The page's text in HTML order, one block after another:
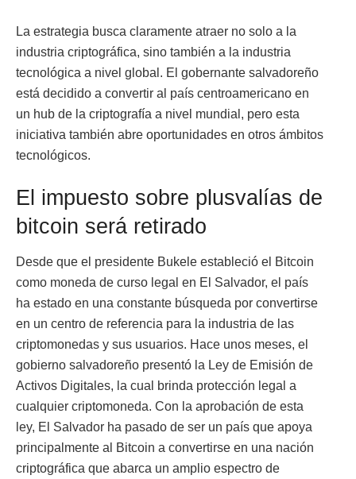
La estrategia busca claramente atraer no solo a la
industria criptográfica, sino también a la industria
tecnológica a nivel global. El gobernante salvadoreño
está decidido a convertir al país centroamericano en
un hub de la criptografía a nivel mundial, pero esta
iniciativa también abre oportunidades en otros ámbitos
tecnológicos.
El impuesto sobre plusvalías de
bitcoin será retirado
Desde que el presidente Bukele estableció el Bitcoin
como moneda de curso legal en El Salvador, el país
ha estado en una constante búsqueda por convertirse
en un centro de referencia para la industria de las
criptomonedas y sus usuarios. Hace unos meses, el
gobierno salvadoreño presentó la Ley de Emisión de
Activos Digitales, la cual brinda protección legal a
cualquier criptomoneda. Con la aprobación de esta
ley, El Salvador ha pasado de ser un país que apoya
principalmente al Bitcoin a convertirse en una nación
criptográfica que abarca un amplio espectro de